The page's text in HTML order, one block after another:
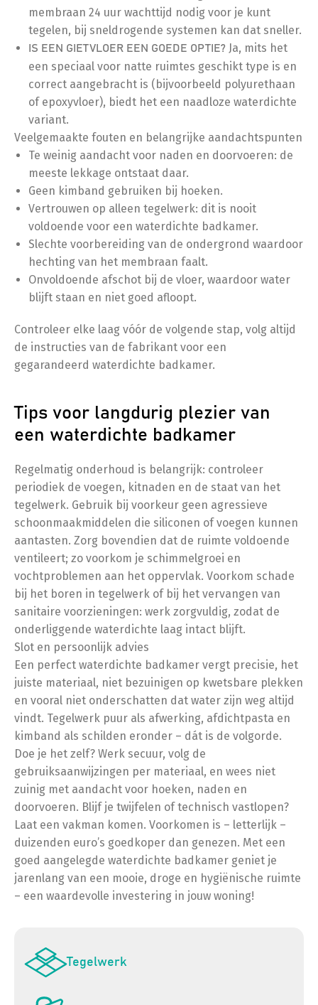
membraan 24 uur wachttijd nodig voor je kunt
tegelen, bij sneldrogende systemen kan dat sneller.
IS EEN GIETVLOER EEN GOEDE OPTIE? Ja, mits het
een speciaal voor natte ruimtes geschikt type is en
correct aangebracht is (bijvoorbeeld polyurethaan
of epoxyvloer), biedt het een naadloze waterdichte
variant.
Veelgemaakte fouten en belangrijke aandachtspunten
Te weinig aandacht voor naden en doorvoeren: de
meeste lekkage ontstaat daar.
Geen kimband gebruiken bij hoeken.
Vertrouwen op alleen tegelwerk: dit is nooit
voldoende voor een waterdichte badkamer.
Slechte voorbereiding van de ondergrond waardoor
hechting van het membraan faalt.
Onvoldoende afschot bij de vloer, waardoor water
blijft staan en niet goed afloopt.
Controleer elke laag vóór de volgende stap, volg altijd
de instructies van de fabrikant voor een
gegarandeerd waterdichte badkamer.
Tips voor langdurig plezier van
een waterdichte badkamer
Regelmatig onderhoud is belangrijk: controleer
periodiek de voegen, kitnaden en de staat van het
tegelwerk. Gebruik bij voorkeur geen agressieve
schoonmaakmiddelen die siliconen of voegen kunnen
aantasten. Zorg bovendien dat de ruimte voldoende
ventileert; zo voorkom je schimmelgroei en
vochtproblemen aan het oppervlak. Voorkom schade
bij het boren in tegelwerk of bij het vervangen van
sanitaire voorzieningen: werk zorgvuldig, zodat de
onderliggende waterdichte laag intact blijft.
Slot en persoonlijk advies
Een perfect waterdichte badkamer vergt precisie, het
juiste materiaal, niet bezuinigen op kwetsbare plekken
en vooral niet onderschatten dat water zijn weg altijd
vindt. Tegelwerk puur als afwerking, afdichtpasta en
kimband als schilden eronder – dát is de volgorde.
Doe je het zelf? Werk secuur, volg de
gebruiksaanwijzingen per materiaal, en wees niet
zuinig met aandacht voor hoeken, naden en
doorvoeren. Blijf je twijfelen of technisch vastlopen?
Laat een vakman komen. Voorkomen is – letterlijk –
duizenden euro’s goedkoper dan genezen. Met een
goed aangelegde waterdichte badkamer geniet je
jarenlang van een mooie, droge en hygiënische ruimte
– een waardevolle investering in jouw woning!
Tegelwerk